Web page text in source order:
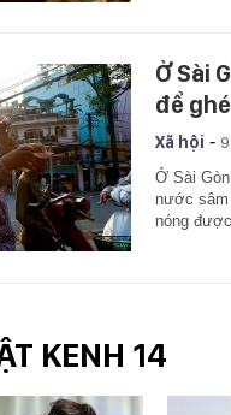
Ở Sài
để
Xã hội -
Ở Sài
nước sâm
nóng
KENH 14